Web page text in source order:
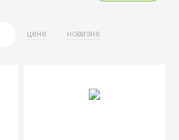
цене новизне